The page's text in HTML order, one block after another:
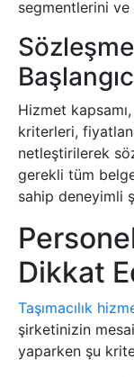
segmentlerini
Hizmet
kriterleri,
netleştirilerek
gerekli tüm
sahip deneyimli
Dikkat
Taşımacılık
şirketinizin
yaparken şu